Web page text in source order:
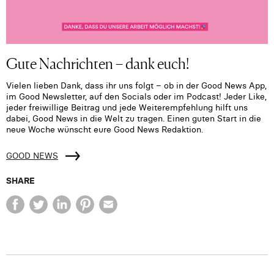
Gute Nachrichten – dank euch!
Vielen lieben Dank, dass ihr uns folgt – ob in der Good News App,
im Good Newsletter, auf den Socials oder im Podcast! Jeder Like,
jeder freiwillige Beitrag und jede Weiterempfehlung hilft uns
dabei, Good News in die Welt zu tragen. Einen guten Start in die
neue Woche wünscht eure Good News Redaktion.
GOOD NEWS
SHARE